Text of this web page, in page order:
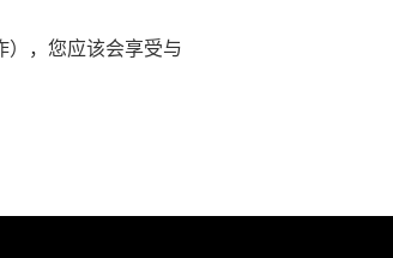
），您应该会享受与